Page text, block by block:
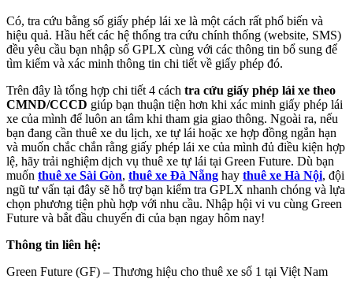
Có, tra cứu bằng số giấy phép lái xe là một cách rất phổ biến và
hiệu quả. Hầu hết các hệ thống tra cứu chính thống (website, SMS)
đều yêu cầu bạn nhập số GPLX cùng với các thông tin bổ sung để
tìm kiếm và xác minh thông tin chi tiết về giấy phép đó.
Trên đây là tổng hợp chi tiết 4 cách tra cứu giấy phép lái xe theo
CMND/CCCD giúp bạn thuận tiện hơn khi xác minh giấy phép lái
xe của mình để luôn an tâm khi tham gia giao thông. Ngoài ra, nếu
bạn đang cần thuê xe du lịch, xe tự lái hoặc xe hợp đồng ngắn hạn
và muốn chắc chắn rằng giấy phép lái xe của mình đủ điều kiện hợp
lệ, hãy trải nghiệm dịch vụ thuê xe tự lái tại Green Future. Dù bạn
muốn thuê xe Sài Gòn, thuê xe Đà Nẵng hay thuê xe Hà Nội, đội
ngũ tư vấn tại đây sẽ hỗ trợ bạn kiểm tra GPLX nhanh chóng và lựa
chọn phương tiện phù hợp với nhu cầu. Nhập hội vi vu cùng Green
Future và bắt đầu chuyến đi của bạn ngay hôm nay!
Thông tin liên hệ:
Green Future (GF) – Thương hiệu cho thuê xe số 1 tại Việt Nam